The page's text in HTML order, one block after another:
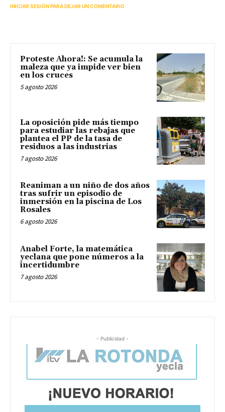
INICIAR SESIÓN PARA DEJAR UN COMENTARIO
Proteste Ahora!: Se acumula la
maleza que ya impide ver bien
en los cruces
5 agosto 2026
La oposición pide más tiempo
para estudiar las rebajas que
plantea el PP de la tasa de
residuos a las industrias
7 agosto 2026
Reaniman a un niño de dos años
tras sufrir un episodio de
inmersión en la piscina de Los
Rosales
6 agosto 2026
Anabel Forte, la matemática
yeclana que pone números a la
incertidumbre
7 agosto 2026
- Publicidad -